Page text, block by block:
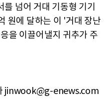
넘어 거대 기동형 기기
원에 달하는 이 '거대 장난
을 이끌어낼지 귀추가 주
jinwook@g-enews.com